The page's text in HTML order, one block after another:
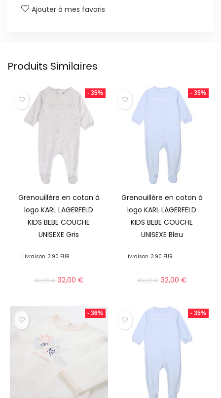
Ajouter à mes favoris
Produits Similaires
- 35%
Grenouillère en coton à
logo KARL LAGERFELD
KIDS BEBE COUCHE
UNISEXE Gris
Livraison 3.90 EUR
49,00€ 32,00€
- 35%
Grenouillère en coton à
logo KARL LAGERFELD
KIDS BEBE COUCHE
UNISEXE Bleu
Livraison 3.90 EUR
49,00€ 32,00€
- 36% - 35%